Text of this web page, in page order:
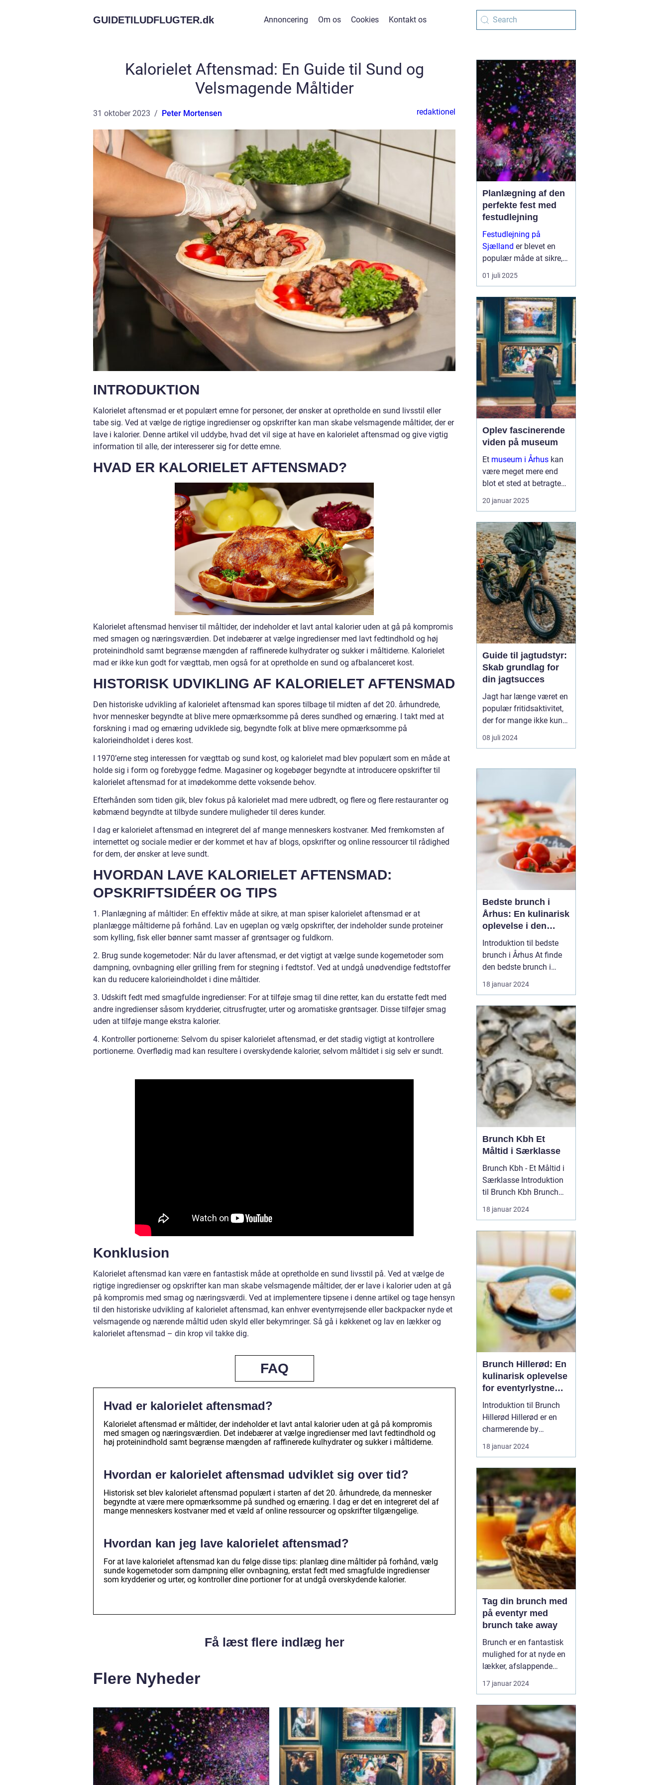
GUIDETILUDFLUGTER.dk Annoncering Om os Cookies Kontakt os
Kalorielet Aftensmad: En Guide til Sund og
Velsmagende Måltider
31 oktober 2023 Peter Mortensen redaktionel
INTRODUKTION
Kalorielet aftensmad er et populært emne for personer, der ønsker at opretholde en sund livsstil eller
tabe sig. Ved at vælge de rigtige ingredienser og opskrifter kan man skabe velsmagende måltider, der er
lave i kalorier. Denne artikel vil uddybe, hvad det vil sige at have en kalorielet aftensmad og give vigtig
information til alle, der interesserer sig for dette emne.
HVAD ER KALORIELET AFTENSMAD?
Kalorielet aftensmad henviser til måltider, der indeholder et lavt antal kalorier uden at gå på kompromis
med smagen og næringsværdien. Det indebærer at vælge ingredienser med lavt fedtindhold og høj
proteinindhold samt begrænse mængden af raffinerede kulhydrater og sukker i måltiderne. Kalorielet
mad er ikke kun godt for vægttab, men også for at opretholde en sund og afbalanceret kost.
HISTORISK UDVIKLING AF KALORIELET AFTENSMAD
Den historiske udvikling af kalorielet aftensmad kan spores tilbage til midten af det 20. århundrede,
hvor mennesker begyndte at blive mere opmærksomme på deres sundhed og ernæring. I takt med at
forskning i mad og ernæring udviklede sig, begyndte folk at blive mere opmærksomme på
kalorieindholdet i deres kost.
I 1970’erne steg interessen for vægttab og sund kost, og kalorielet mad blev populært som en måde at
holde sig i form og forebygge fedme. Magasiner og kogebøger begyndte at introducere opskrifter til
kalorielet aftensmad for at imødekomme dette voksende behov.
Efterhånden som tiden gik, blev fokus på kalorielet mad mere udbredt, og flere og flere restauranter og
købmænd begyndte at tilbyde sundere muligheder til deres kunder.
I dag er kalorielet aftensmad en integreret del af mange menneskers kostvaner. Med fremkomsten af
internettet og sociale medier er der kommet et hav af blogs, opskrifter og online ressourcer til rådighed
for dem, der ønsker at leve sundt.
HVORDAN LAVE KALORIELET AFTENSMAD:
OPSKRIFTSIDÉER OG TIPS
1. Planlægning af måltider: En effektiv måde at sikre, at man spiser kalorielet aftensmad er at
planlægge måltiderne på forhånd. Lav en ugeplan og vælg opskrifter, der indeholder sunde proteiner
som kylling, fisk eller bønner samt masser af grøntsager og fuldkorn.
2. Brug sunde kogemetoder: Når du laver aftensmad, er det vigtigt at vælge sunde kogemetoder som
dampning, ovnbagning eller grilling frem for stegning i fedtstof. Ved at undgå unødvendige fedtstoffer
kan du reducere kalorieindholdet i dine måltider.
3. Udskift fedt med smagfulde ingredienser: For at tilføje smag til dine retter, kan du erstatte fedt med
andre ingredienser såsom krydderier, citrusfrugter, urter og aromatiske grøntsager. Disse tilføjer smag
uden at tilføje mange ekstra kalorier.
4. Kontroller portionerne: Selvom du spiser kalorielet aftensmad, er det stadig vigtigt at kontrollere
portionerne. Overflødig mad kan resultere i overskydende kalorier, selvom måltidet i sig selv er sundt.
Konklusion
Kalorielet aftensmad kan være en fantastisk måde at opretholde en sund livsstil på. Ved at vælge de
rigtige ingredienser og opskrifter kan man skabe velsmagende måltider, der er lave i kalorier uden at gå
på kompromis med smag og næringsværdi. Ved at implementere tipsene i denne artikel og tage hensyn
til den historiske udvikling af kalorielet aftensmad, kan enhver eventyrrejsende eller backpacker nyde et
velsmagende og nærende måltid uden skyld eller bekymringer. Så gå i køkkenet og lav en lækker og
kalorielet aftensmad – din krop vil takke dig.
FAQ
Hvad er kalorielet aftensmad?
Kalorielet aftensmad er måltider, der indeholder et lavt antal kalorier uden at gå på kompromis
med smagen og næringsværdien. Det indebærer at vælge ingredienser med lavt fedtindhold og
høj proteinindhold samt begrænse mængden af raffinerede kulhydrater og sukker i måltiderne.
Hvordan er kalorielet aftensmad udviklet sig over tid?
Historisk set blev kalorielet aftensmad populært i starten af det 20. århundrede, da mennesker
begyndte at være mere opmærksomme på sundhed og ernæring. I dag er det en integreret del af
mange menneskers kostvaner med et væld af online ressourcer og opskrifter tilgængelige.
Hvordan kan jeg lave kalorielet aftensmad?
For at lave kalorielet aftensmad kan du følge disse tips: planlæg dine måltider på forhånd, vælg
sunde kogemetoder som dampning eller ovnbagning, erstat fedt med smagfulde ingredienser
som krydderier og urter, og kontroller dine portioner for at undgå overskydende kalorier.
Få læst flere indlæg her
Flere Nyheder
Planlægning af den
perfekte fest med
festudlejning
Festudlejning på
Sjælland er blevet en
populær måde at sikre,
at ethvert arrangement
får en ekstra dimension
børnef&osla...
01 juli 2025
Oplev fascinerende
viden på museum
Et museum i Århus kan
være meget mere end
blot et sted at betragte
malerier og udstillinger.
Det er en rejse gennem
nysgerrige sind til at ...
20 januar 2025
Guide til jagtudstyr:
Skab grundlag for
din jagtsucces
Jagt har længe været en
populær fritidsaktivitet,
der for mange ikke kun
er en hobby, men en
passion. Det udstyr, man
betyde forskellen mellem
den...
08 juli 2024
Bedste brunch i
Århus: En kulinarisk
oplevelse i den
danske by
Introduktion til bedste
brunch i Århus At finde
den bedste brunch i
Århus kan være en
udfordrende opgave for
eller backpacker. Århus
er kendt for sit
pulserende madscene,
og brunch er ingen
undtagelse. Byen har en
bred vifte af...
18 januar 2024
Brunch Kbh Et
Måltid i Særklasse
Brunch Kbh - Et Måltid i
Særklasse Introduktion
til Brunch Kbh Brunch
Kbh er en kulinar...
18 januar 2024
Brunch Hillerød: En
kulinarisk oplevelse
for eventyrlystne
rejsende og
backpackere
Introduktion til Brunch
Hillerød Hillerød er en
charmerende by
beliggende i
Nordsjælland, Danmark.
rejsemål for
eventyrrejsende og
backpackere, der ønsker
at udforske de historiske
og naturlige skatte i
området. En af de mest
popul...
18 januar 2024
Tag din brunch med
på eventyr med
brunch take away
Brunch er en fantastisk
mulighed for at nyde en
lækker, afslappende
måltid med venner eller
familie. Men hvad gør
farten eller ikke har tid til
at sidde og spise i en
restaurant? Svaret er
enkelt: brunch take
away. Med denne
innova...
17 januar 2024